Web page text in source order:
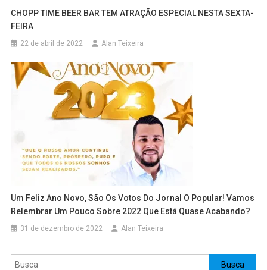
CHOPP TIME BEER BAR TEM ATRAÇÃO ESPECIAL NESTA SEXTA-
FEIRA
22 de abril de 2022 Alan Teixeira
Um Feliz Ano Novo, São Os Votos Do Jornal O Popular! Vamos
Relembrar Um Pouco Sobre 2022 Que Está Quase Acabando?
31 de dezembro de 2022 Alan Teixeira
Pesquisar Busca